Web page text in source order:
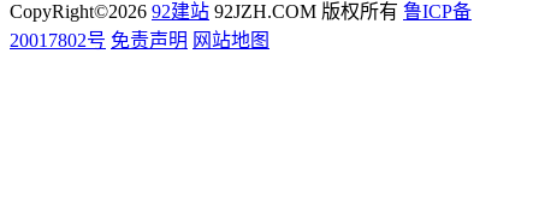
CopyRight©2026 92建站 92JZH.COM 版权所有 鲁ICP备
20017802号 免责声明 网站地图